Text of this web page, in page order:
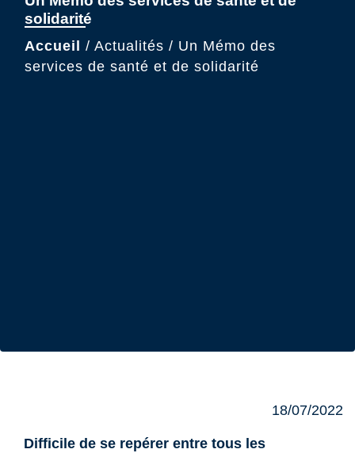
solidarité
Accueil / Actualités / Un Mémo des
services de santé et de solidarité
18/07/2022
Difficile de se repérer entre tous les